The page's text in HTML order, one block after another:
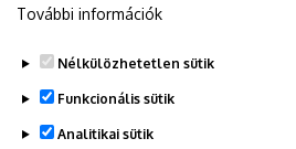
Legutóbbi frissítés: 2026. 01. 08. 11:52
További információk
Nélkülözhetetlen sütik
Funkcionális sütik
Analitikai sütik